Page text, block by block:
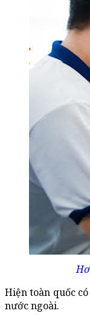
Hiện toàn quốc
nước ngoài.